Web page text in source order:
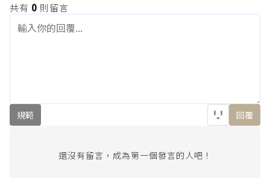
共有 0 則留言
規範 回覆
還沒有留言，成為第一個發言的人吧！